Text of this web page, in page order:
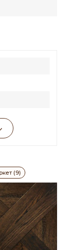
(9)